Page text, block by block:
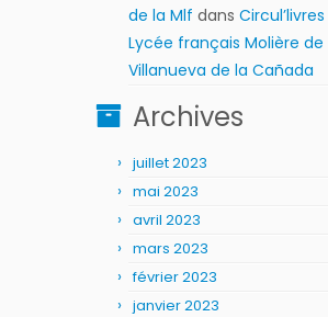
de la Mlf dans
Lycée français Molière de
Villanueva de la Cañada
Archives
juillet 2023
mai 2023
avril 2023
mars 2023
février 2023
janvier 2023